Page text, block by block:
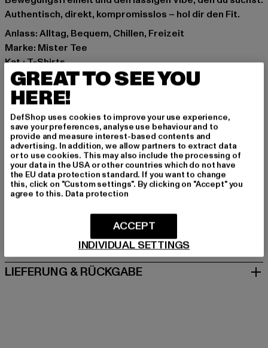
Authentisch, direkt, kompromisslos – hol dir den Fit.
Anlass: Alltag, Bequem, Chillen, Freizeit
Marke: Mister Tee
Kat.: T-Shirts
Farbe: weiß
Hersteller Farbe: white
Materialzusammensetzung: 100% Baumwolle
Art.Nr: MT3993-00220
Hersteller: TB International GmbH |info@tbint.de
Dr.-Robert-Murjahn-Straße 7 | 64372 Ober-Ramstadt |
DE
GRÖSSE & PASSFORM
PFLEGEHINWEISE
LIEFERUNG & RÜCKGABE
GREAT TO SEE YOU
HERE!
DefShop uses cookies to improve your use experience,
save your preferences, analyse use behaviour and to
provide and measure interest-based contents and
advertising. In addition, we allow partners to extract data
or to use cookies. This may also include the processing of
your data in the USA or other countries which do not have
the EU data protection standard. If you want to change
this, click on "Custom settings". By clicking on "Accept" you
agree to this. Data protection
INDIVIDUAL SETTINGS
ACCEPT